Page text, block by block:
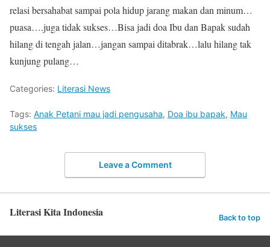
relasi bersahabat sampai pola hidup jarang makan dan minum…
puasa….juga tidak sukses…Bisa jadi doa Ibu dan Bapak sudah
hilang di tengah jalan…jangan sampai ditabrak…lalu hilang tak
kunjung pulang…
Categories: Literasi News
Tags: Anak Petani mau jadi pengusaha, Doa ibu bapak, Mau
sukses
Leave a Comment
Literasi Kita Indonesia Back to top